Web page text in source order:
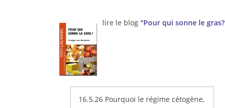
lire le blog "Pour qui sonne le gras?
16.5.26 Pourquoi le régime cétogène,